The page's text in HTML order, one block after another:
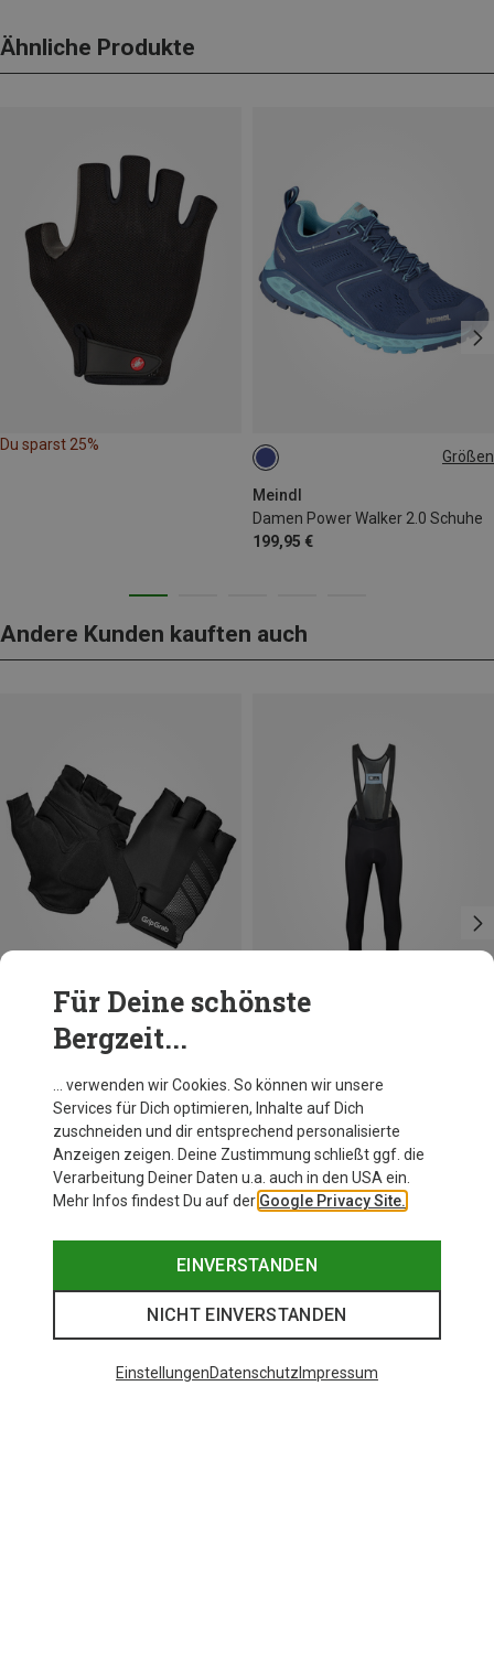
Ähnliche Produkte
Du sparst 25%
Größen
Meindl
Damen Power Walker 2.0 Schuhe
199,95 €
Andere Kunden kauften auch
Du sparst 27%
Für Deine schönste
Bergzeit...
… verwenden wir Cookies. So können wir unsere
Services für Dich optimieren, Inhalte auf Dich
zuschneiden und dir entsprechend personalisierte
Anzeigen zeigen. Deine Zustimmung schließt ggf. die
Verarbeitung Deiner Daten u.a. auch in den USA ein.
Mehr Infos findest Du auf der Google Privacy Site.
EINVERSTANDEN
NICHT EINVERSTANDEN
EinstellungenDatenschutz Impressum